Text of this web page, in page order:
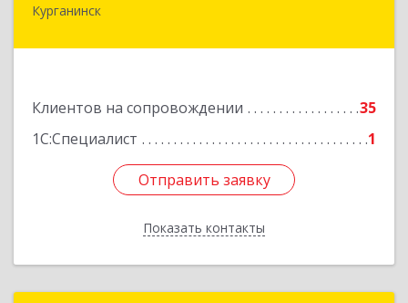
Курганинск
Клиентов на сопровождении
35
1С:Специалист
1
Отправить заявку
Показать контакты
352430, Краснодарский край, Курганинск г,
Отправить заявку
Назад